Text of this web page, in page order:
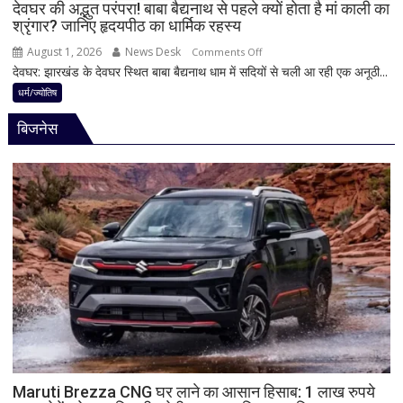
नियम,
मानी
शिव
की
पूजा
देवघर की अद्भुत परंपरा! बाबा बैद्यनाथ से पहले क्यों होता है मां काली का
श्रृंगार? जानिए हृदयपीठ का धार्मिक रहस्य
August 1, 2026 News Desk Comments Offon
देवघर
बाबा
बैद्यनाथ
से
पहले
क्यों
होता
है
मां
काली
का
श्रृंगार?
जानिए
हृदयपीठ
देवघर: झारखंड के देवघर स्थित बाबा बैद्यनाथ धाम में सदियों से चली आ रही एक अनूठी...
धर्म/ज्योतिष
बिजनेस
Maruti Brezza CNG घर लाने का आसान हिसाब: 1 लाख रुपये